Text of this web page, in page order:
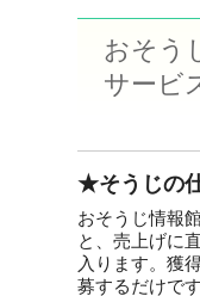
おそう
サービ
★そうじの
おそうじ情報
と、売上げに
入ります。獲
募するだけで